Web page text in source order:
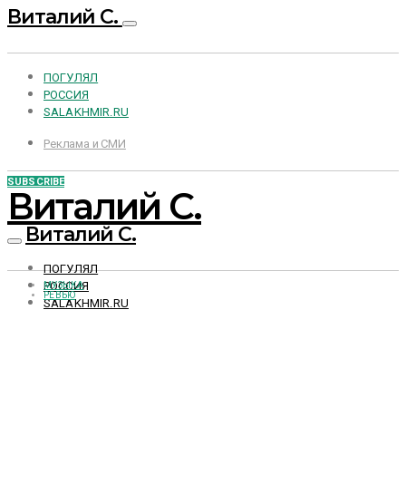
Виталий С.
ПОГУЛЯЛ
РОССИЯ
SALAKHMIR.RU
Реклама и СМИ
SUBSCRIBE
Виталий С.
Виталий С.
ПОГУЛЯЛ
РОССИЯ
SALAKHMIR.RU
МУЗЫКА
РЕВЬЮ